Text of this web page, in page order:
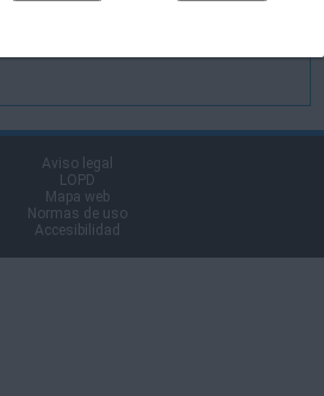
Aviso legal
LOPD
Mapa web
Normas de uso
Accesibilidad